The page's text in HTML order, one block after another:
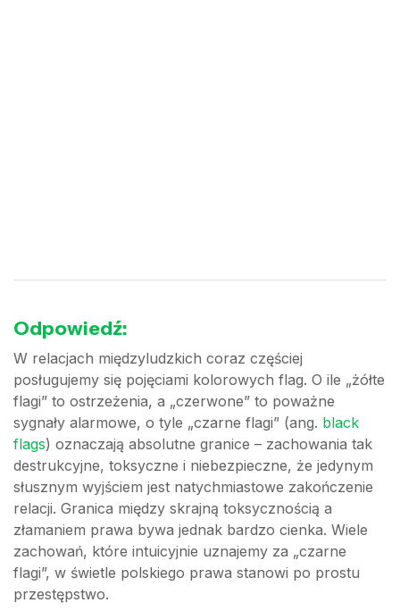
Odpowiedź:
W relacjach międzyludzkich coraz częściej
posługujemy się pojęciami kolorowych flag. O ile „żółte
flagi” to ostrzeżenia, a „czerwone” to poważne
sygnały alarmowe, o tyle „czarne flagi” (ang. black
flags) oznaczają absolutne granice – zachowania tak
destrukcyjne, toksyczne i niebezpieczne, że jedynym
słusznym wyjściem jest natychmiastowe zakończenie
relacji. Granica między skrajną toksycznością a
złamaniem prawa bywa jednak bardzo cienka. Wiele
zachowań, które intuicyjnie uznajemy za „czarne
flagi”, w świetle polskiego prawa stanowi po prostu
przestępstwo.